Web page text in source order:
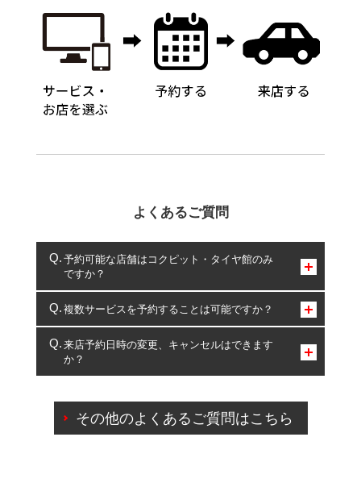
よくあるご質問
予約可能な店舗はコクピット・タイヤ館のみ
ですか？
コクピット・タイヤ館のみとなります。
複数サービスを予約することは可能ですか？
複数サービスのご予約は可能です。
一部の商品・サービスの組み合わせに限り、同時にご予約が
出来ないものもございます。
来店予約日時の変更、キャンセルはできます
か？
ご来店予約日の3営業日前を過ぎている場合のご予約
の日時変更につきましては、直接ご予約の店舗まで
その他のよくあるご質問はこちら